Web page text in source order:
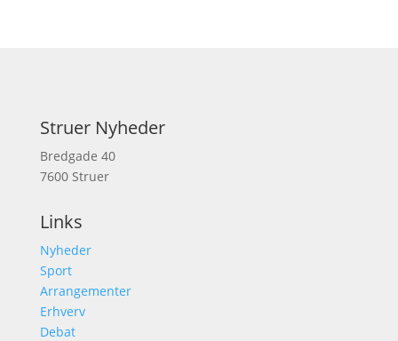
Struer Nyheder
Bredgade 40
7600 Struer
Links
Nyheder
Sport
Arrangementer
Erhverv
Debat